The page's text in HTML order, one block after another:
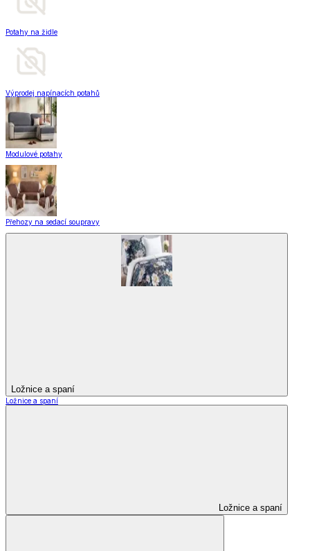
Potahy na židle
Výprodej napínacích potahů
Modulové potahy
Přehozy na sedací soupravy
Ložnice a spaní
Ložnice a spaní
Ložnice a spaní